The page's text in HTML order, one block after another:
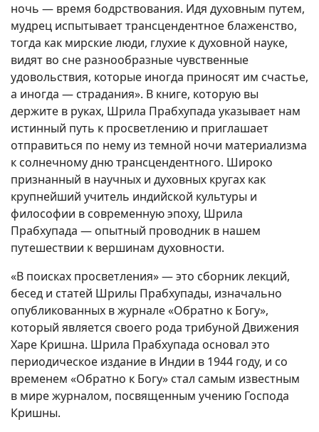
ночь — время бодрствования. Идя духовным путем,
мудрец испытывает трансцендентное блаженство,
тогда как мирские люди, глухие к духовной науке,
видят во сне разнообразные чувственные
удовольствия, которые иногда приносят им счастье,
а иногда — страдания». В книге, которую вы
держите в руках, Шрила Прабхупада указывает нам
истинный путь к просветлению и приглашает
отправиться по нему из темной ночи материализма
к солнечному дню трансцендентного. Широко
признанный в научных и духовных кругах как
крупнейший учитель индийской культуры и
философии в современную эпоху, Шрила
Прабхупада — опытный проводник в нашем
путешествии к вершинам духовности.
«В поисках просветления» — это сборник лекций,
бесед и статей Шрилы Прабхупады, изначально
опубликованных в журнале «Обратно к Богу»,
который является своего рода трибуной Движения
Харе Кришна. Шрила Прабхупада основал это
периодическое издание в Индии в 1944 году, и со
временем «Обратно к Богу» стал самым известным
в мире журналом, посвященным учению Господа
Кришны.